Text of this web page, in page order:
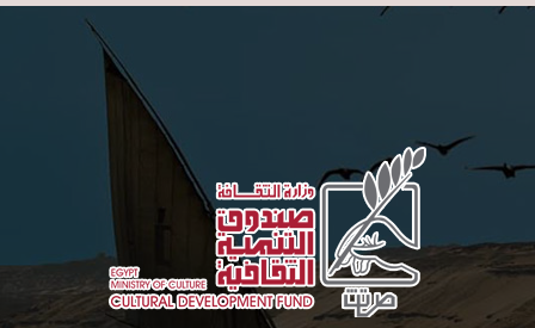
Skip to main content